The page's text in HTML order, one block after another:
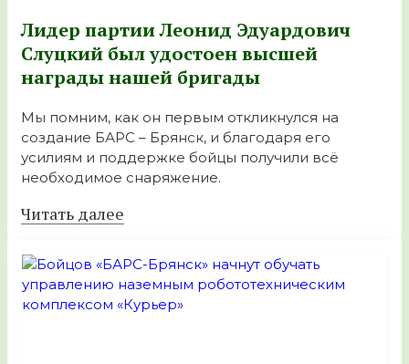
Лидер партии Леонид Эдуардович
Слуцкий был удостоен высшей
награды нашей бригады
Мы помним, как он первым откликнулся на
создание БАРС – Брянск, и благодаря его
усилиям и поддержке бойцы получили всё
необходимое снаряжение.
Читать далее